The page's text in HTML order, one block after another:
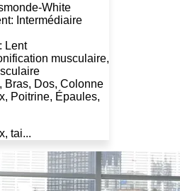
White
Intermédiaire
Lent
musculaire,
Bras, Dos, Colonne
Poitrine, Épaules,
tai...